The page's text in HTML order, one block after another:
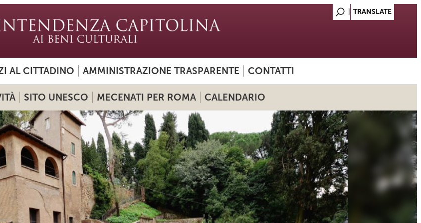
AL CITTADINO AMMINISTRAZIONE TRASPARENTE CONTATTI
SITO UNESCO MECENATI PER ROMA CALENDARIO